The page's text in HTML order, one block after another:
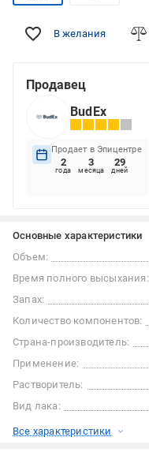
В желания
Продавец
BudEx
Продает в Эпицентре
2
года
3
месяца
29
дней
Основные характеристики
Объем:
Время полного высыхания:
Запах:
Количество компонентов:
Страна-производитель:
Применение:
Растворитель:
Вид лака:
Все характеристики